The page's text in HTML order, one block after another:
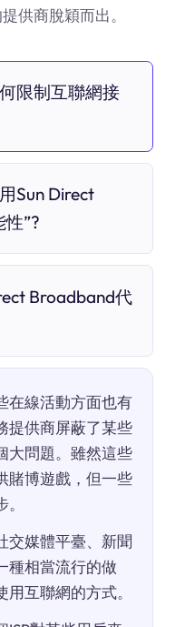
供商脫穎而出。
限制互聯網接
Sun Direct
”?
Broadband代
在線活動方面也有
提供商屏蔽了某些
大問題。雖然這些
賭博遊戲，但一些
交媒體平臺、新聞
種相當流行的做
互聯網的方式。